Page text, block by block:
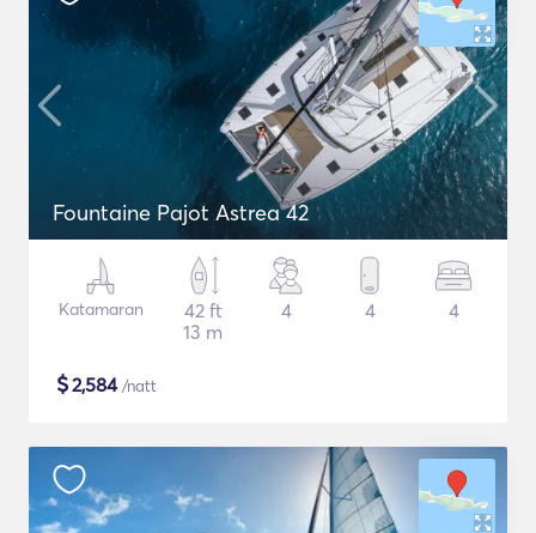
Fountaine Pajot Astrea 42
Katamaran
42 ft
13 m
4 4 4
$2,584/natt